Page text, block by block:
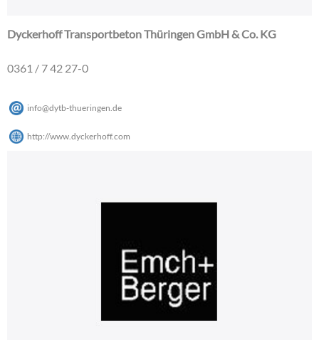
Dyckerhoff Transportbeton Thüringen GmbH & Co. KG
0361 / 7 42 27-0
info@dytb-thueringen de
http://www.dyckerhoff.com